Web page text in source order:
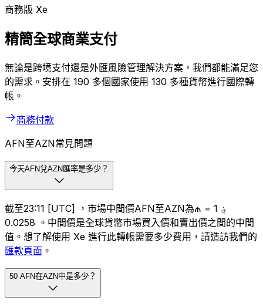
商務版 Xe
精簡全球商業支付
無論是跨境支付還是外匯風險管理解決方案，我們都能滿足您
的需求。安排在 190 多個國家使用 130 多種貨幣進行國際轉
帳。
商務付款
AFN至AZN常見問題
今天AFN兌AZN匯率是多少？
截至23:11 [UTC] ，市場中間價AFN至AZN為؋ 1 = ₼
0.0258 。中間價是全球貨幣市場買入價和賣出價之間的中間
值。想了解使用 Xe 進行此轉帳需要多少費用，請造訪我們的
匯款頁面 。
50 AFN在AZN中是多少？